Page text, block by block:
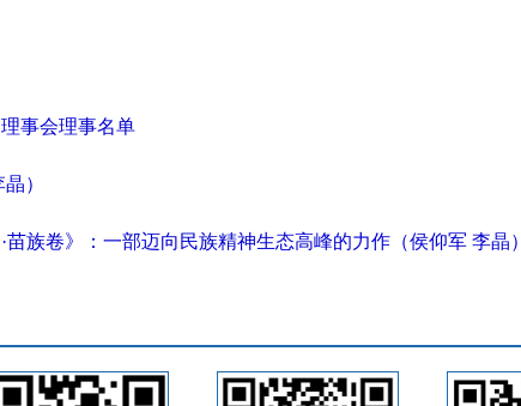
事会理事名单
）
苗族卷》：一部迈向民族精神生态高峰的力作（侯仰军 李晶）